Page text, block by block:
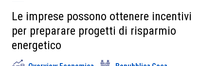
Soci
Partner
Le imprese possono ottenere incentivi
per preparare progetti di risparmio
energetico